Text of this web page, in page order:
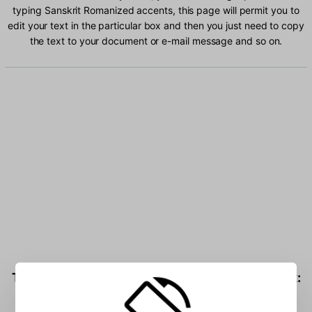
typing Sanskrit Romanized accents, this page will permit you to
edit your text in the particular box and then you just need to copy
the text to your document or e-mail message and so on.
Type Sanskrit Romanized characters into the box: